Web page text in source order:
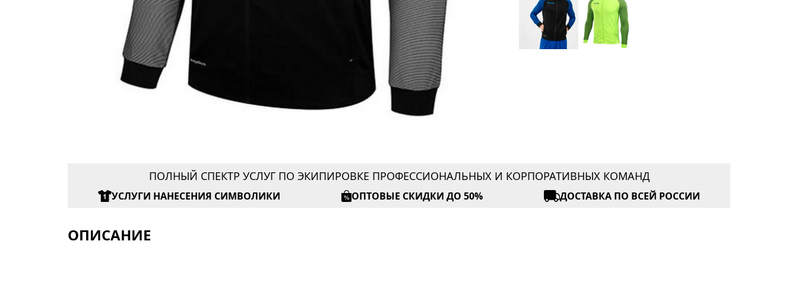
ПОЛНЫЙ СПЕКТР УСЛУГ ПО ЭКИПИРОВКЕ ПРОФЕССИОНАЛЬНЫХ И КОРПОРАТИВНЫХ КОМАНД
УСЛУГИ НАНЕСЕНИЯ СИМВОЛИКИ ОПТОВЫЕ СКИДКИ ДО 50% ДОСТАВКА ПО ВСЕЙ РОССИИ
ОПИСАНИЕ